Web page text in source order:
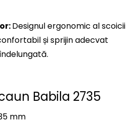
Designul ergonomic al scoicii
și sprijin adecvat
Babila 2735
mm